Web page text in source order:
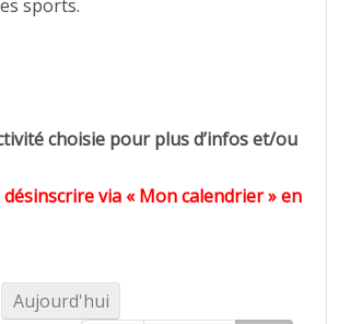
sports.
choisie pour plus d’infos et/ou
désinscrire via « Mon calendrier » en
Aujourd'hui